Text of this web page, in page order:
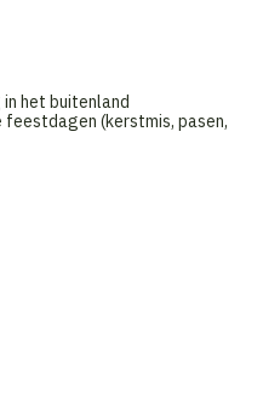
het buitenland
(kerstmis, pasen,